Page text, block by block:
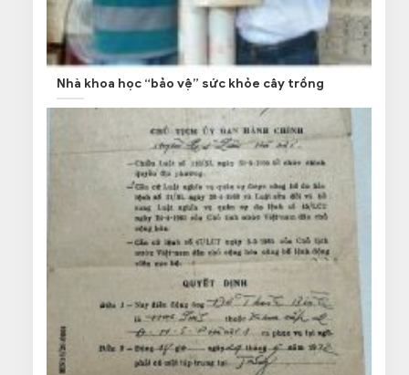
Nhà khoa học “bảo vệ” sức khỏe cây trồng